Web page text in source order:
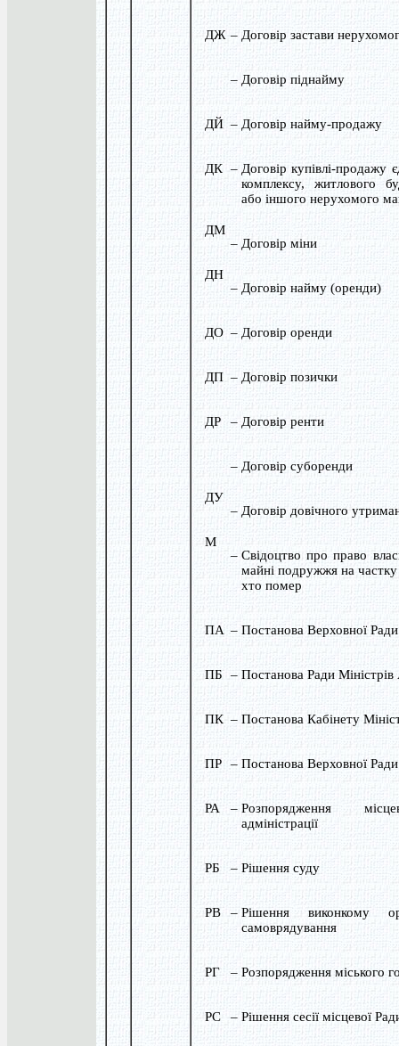
ДЖ – Договір застави
– Договір піднайму
ДЙ – Договір найму-продажу
ДК – Договір купівлі-продажу
комплексу, житлового
або іншого нерухомого
ДМ
– Договір міни
ДН
– Договір найму (оренди)
ДО – Договір оренди
ДП – Договір позички
ДР – Договір ренти
– Договір суборенди
ДУ
– Договір довічного
М
– Свідоцтво про право
майні подружжя на
хто помер
ПА – Постанова Верховної
ПБ – Постанова Ради
ПК – Постанова Кабінету
ПР – Постанова Верховної
РА – Розпорядження
адміністрації
РБ – Рішення суду
РВ – Рішення виконкому
самоврядування
РГ – Розпорядження міського
РС – Рішення сесії місцевої